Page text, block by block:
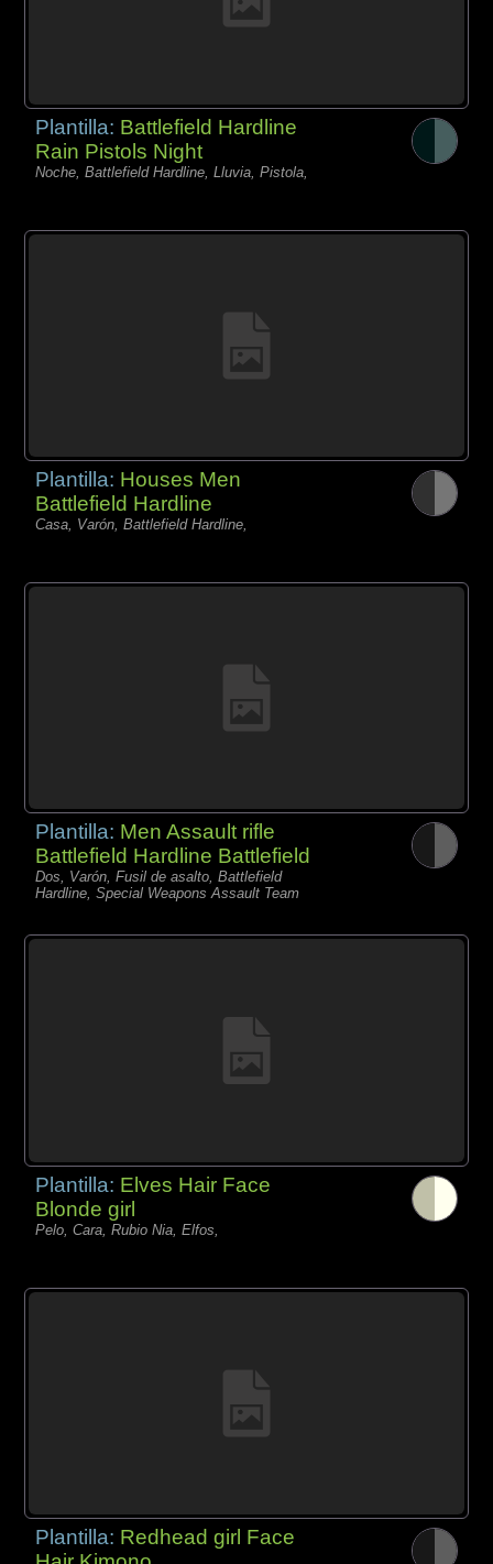
Plantilla: Battlefield Hardline
Rain Pistols Night
Noche, Battlefield Hardline, Lluvia, Pistola,
Plantilla: Houses Men
Battlefield Hardline
Casa, Varón, Battlefield Hardline,
Plantilla: Men Assault rifle
Battlefield Hardline Battlefield
Dos, Varón, Fusil de asalto, Battlefield
Hardline, Special Weapons Assault Team
Plantilla: Elves Hair Face
Blonde girl
Pelo, Cara, Rubio Nia, Elfos,
Plantilla: Redhead girl Face